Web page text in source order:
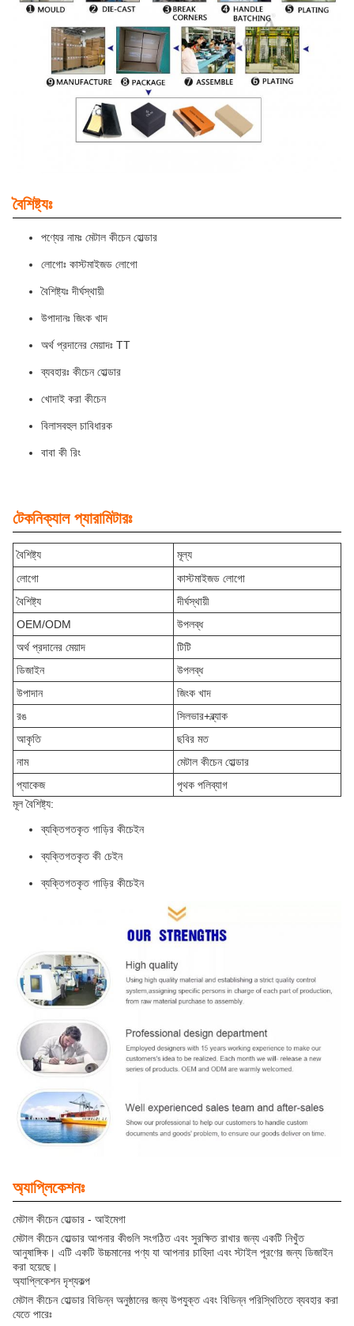
বৈশিষ্ট্যঃ
পণ্যের নামঃ মেটাল কীচেন হোল্ডার
লোগোঃ কাস্টমাইজড লোগো
বৈশিষ্ট্যঃ দীর্ঘস্থায়ী
উপাদানঃ জিংক খাদ
অর্থ প্রদানের মেয়াদঃ TT
ব্যবহারঃ কীচেন হোল্ডার
খোদাই করা কীচেন
বিলাসবহুল চাবিধারক
বাবা কী রিং
টেকনিক্যাল প্যারামিটারঃ
বৈশিষ্ট্য
মূল্য
লোগো
কাস্টমাইজড লোগো
বৈশিষ্ট্য
দীর্ঘস্থায়ী
OEM/ODM
উপলব্ধ
অর্থ প্রদানের মেয়াদ
টিটি
ডিজাইন
উপলব্ধ
উপাদান
জিংক খাদ
রঙ
সিলভার+ব্ল্যাক
আকৃতি
ছবির মত
নাম
মেটাল কীচেন হোল্ডার
প্যাকেজ
পৃথক পলিব্যাগ
মূল বৈশিষ্ট্য:
ব্যক্তিগতকৃত গাড়ির কীচেইন
ব্যক্তিগতকৃত কী চেইন
ব্যক্তিগতকৃত গাড়ির কীচেইন
অ্যাপ্লিকেশনঃ
মেটাল কীচেন হোল্ডার - আইমেগা
মেটাল কীচেন হোল্ডার আপনার কীগুলি সংগঠিত এবং সুরক্ষিত রাখার জন্য একটি নিখুঁত
আনুষাঙ্গিক। এটি একটি উচ্চমানের পণ্য যা আপনার চাহিদা এবং স্টাইল পূরণের জন্য ডিজাইন
করা হয়েছে।
অ্যাপ্লিকেশন দৃশ্যকল্প
মেটাল কীচেন হোল্ডার বিভিন্ন অনুষ্ঠানের জন্য উপযুক্ত এবং বিভিন্ন পরিস্থিতিতে ব্যবহার করা
যেতে পারেঃ